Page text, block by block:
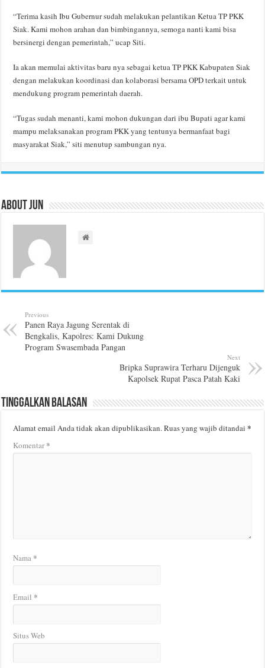
“Terima kasih Ibu Gubernur sudah melakukan pelantikan Ketua TP PKK
Siak. Kami mohon arahan dan bimbingannya, semoga nanti kami bisa
bersinergi dengan pemerintah,” ucap Siti.
Ia akan memulai aktivitas baru nya sebagai ketua TP PKK Kabupaten Siak
dengan melakukan koordinasi dan kolaborasi bersama OPD terkait untuk
mendukung program pemerintah daerah.
“Tugas sudah menanti, kami mohon dukungan dari ibu Bupati agar kami
mampu melaksanakan program PKK yang tentunya bermanfaat bagi
masyarakat Siak,” siti menutup sambungan nya.
About Jun
Previous
Panen Raya Jagung Serentak di
Bengkalis, Kapolres: Kami Dukung
Program Swasembada Pangan
Next
Bripka Suprawira Terharu Dijenguk
Kapolsek Rupat Pasca Patah Kaki
Tinggalkan Balasan
Alamat email Anda tidak akan dipublikasikan.Ruas yang wajib ditandai*
Komentar*
Nama *
Email *
Situs Web